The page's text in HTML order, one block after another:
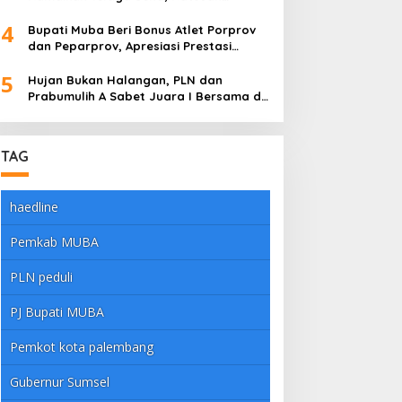
4
Bupati Muba Beri Bonus Atlet Porprov
dan Peparprov, Apresiasi Prestasi
5
Hujan Bukan Halangan, PLN dan
Prabumulih A Sabet Juara I Bersama di
TAG
haedline
Pemkab MUBA
PLN peduli
PJ Bupati MUBA
Pemkot kota palembang
Gubernur Sumsel